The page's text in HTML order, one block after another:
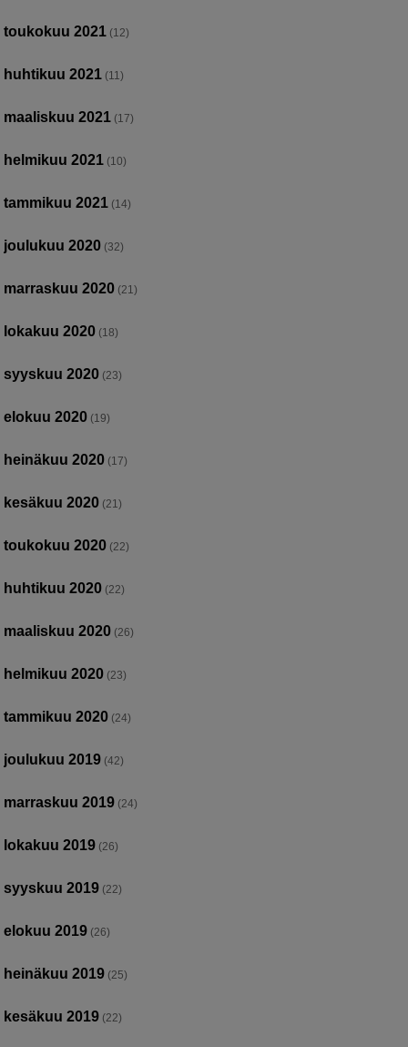
toukokuu 2021 (12)
huhtikuu 2021 (11)
maaliskuu 2021 (17)
helmikuu 2021 (10)
tammikuu 2021 (14)
joulukuu 2020 (32)
marraskuu 2020 (21)
lokakuu 2020 (18)
syyskuu 2020 (23)
elokuu 2020 (19)
heinäkuu 2020 (17)
kesäkuu 2020 (21)
toukokuu 2020 (22)
huhtikuu 2020 (22)
maaliskuu 2020 (26)
helmikuu 2020 (23)
tammikuu 2020 (24)
joulukuu 2019 (42)
marraskuu 2019 (24)
lokakuu 2019 (26)
syyskuu 2019 (22)
elokuu 2019 (26)
heinäkuu 2019 (25)
kesäkuu 2019 (22)